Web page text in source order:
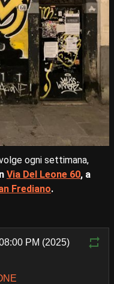
ogni settimana,
Via Del Leone 60, a
Frediano.
PM (2025)